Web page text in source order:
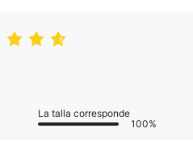
La talla corresponde
100%